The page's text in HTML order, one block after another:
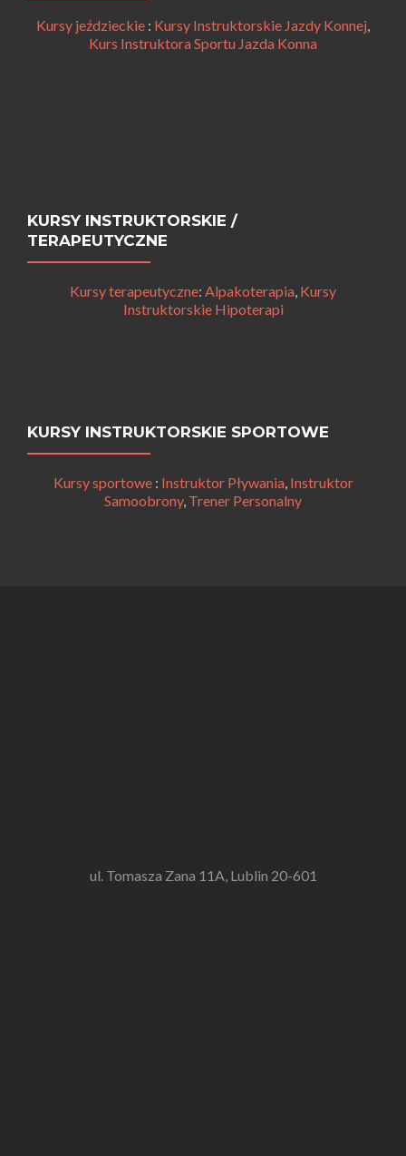
Kursy jeździeckie : Kursy Instruktorskie Jazdy Konnej,
Kurs Instruktora Sportu Jazda Konna
KURSY INSTRUKTORSKIE /
TERAPEUTYCZNE
Kursy terapeutyczne: Alpakoterapia, Kursy
Instruktorskie Hipoterapi
KURSY INSTRUKTORSKIE SPORTOWE
Kursy sportowe: Instruktor Pływania, Instruktor
Samoobrony, Trener Personalny
ul. Tomasza Zana 11A, Lublin 20-601